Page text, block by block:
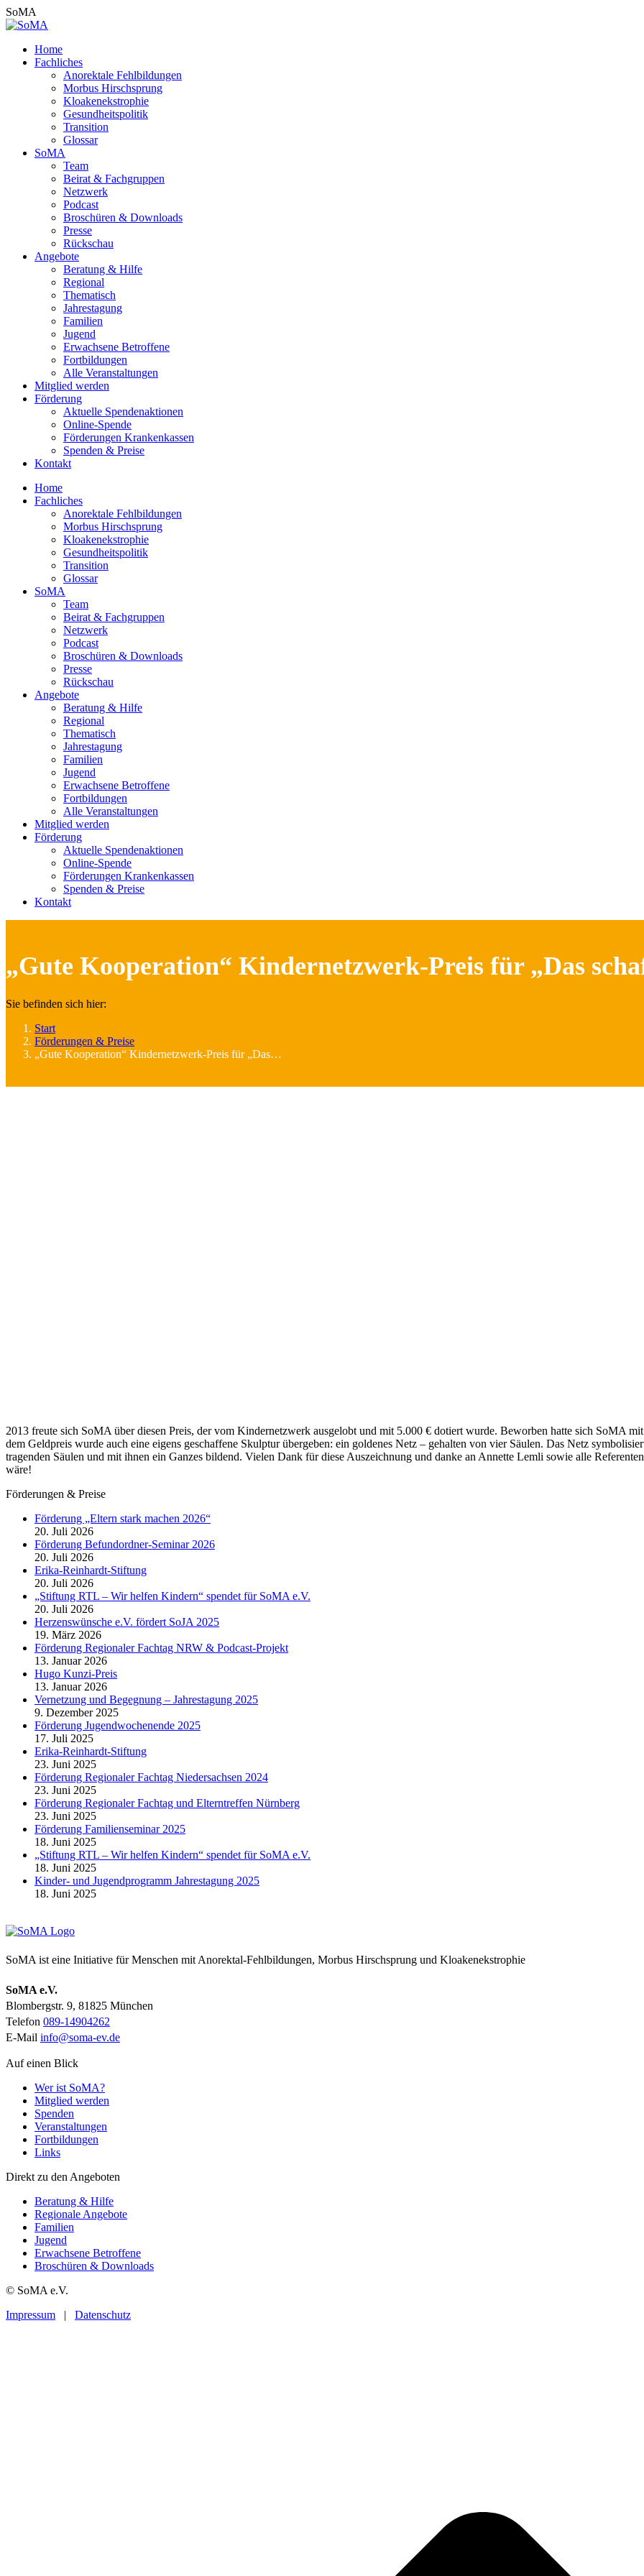
Zum
Inhalt
SoMA
Home
Fachliches
Anorektale Fehlbildungen
Morbus Hirschsprung
Kloakenekstrophie
Gesundheitspolitik
Transition
Glossar
SoMA
Team
Beirat & Fachgruppen
Netzwerk
Podcast
Broschüren & Downloads
Presse
Rückschau
Angebote
Beratung & Hilfe
Regional
Thematisch
Jahrestagung
Familien
Jugend
Erwachsene Betroffene
Fortbildungen
Alle Veranstaltungen
Mitglied werden
Förderung
Aktuelle Spendenaktionen
Online-Spende
Förderungen Krankenkassen
Spenden & Preise
Kontakt
Home
Fachliches
Anorektale Fehlbildungen
Morbus Hirschsprung
Kloakenekstrophie
Gesundheitspolitik
Transition
Glossar
SoMA
Team
Beirat & Fachgruppen
Netzwerk
Podcast
Broschüren & Downloads
Presse
Rückschau
Angebote
Beratung & Hilfe
Regional
Thematisch
Jahrestagung
Familien
Jugend
Erwachsene Betroffene
Fortbildungen
Alle Veranstaltungen
Mitglied werden
Förderung
Aktuelle Spendenaktionen
Online-Spende
Förderungen Krankenkassen
Spenden & Preise
Kontakt
„Gute Kooperation“ Kindernetzwerk-Preis für „Das
Sie befinden sich hier:
Start
Förderungen & Preise
„Gute Kooperation“ Kindernetzwerk-Preis für „Das…
2013 freute sich SoMA über diesen Preis, der vom Kindernetzwerk ausgelobt und mit 5.000 € dotiert wurde. Beworben hatte sich SoMA
dem Geldpreis wurde auch eine eigens geschaffene Skulptur übergeben: ein goldenes Netz – gehalten von vier Säulen. Das Netz
tragenden Säulen und mit ihnen ein Ganzes bildend. Vielen Dank für diese Auszeichnung und danke an Annette Lemli sowie alle
wäre!
Förderungen & Preise
Förderung „Eltern stark machen 2026“
20. Juli 2026
Förderung Befundordner-Seminar 2026
20. Juli 2026
Erika-Reinhardt-Stiftung
20. Juli 2026
„Stiftung RTL – Wir helfen Kindern“ spendet für SoMA e.V.
20. Juli 2026
Herzenswünsche e.V. fördert SoJA 2025
19. März 2026
Förderung Regionaler Fachtag NRW & Podcast-Projekt
13. Januar 2026
Hugo Kunzi-Preis
13. Januar 2026
Vernetzung und Begegnung – Jahrestagung 2025
9. Dezember 2025
Förderung Jugendwochenende 2025
17. Juli 2025
Erika-Reinhardt-Stiftung
23. Juni 2025
Förderung Regionaler Fachtag Niedersachsen 2024
23. Juni 2025
Förderung Regionaler Fachtag und Elterntreffen Nürnberg
23. Juni 2025
Förderung Familienseminar 2025
18. Juni 2025
„Stiftung RTL – Wir helfen Kindern“ spendet für SoMA e.V.
18. Juni 2025
Kinder- und Jugendprogramm Jahrestagung 2025
18. Juni 2025
SoMA ist eine Initiative für Menschen mit Anorektal-Fehlbildungen, Morbus Hirschsprung und Kloakenekstrophie
SoMA e.V.
Blombergstr. 9, 81825 München
Telefon 089-14904262
E-Mail info@soma-ev.de
Auf einen Blick
Wer ist SoMA?
Mitglied werden
Spenden
Veranstaltungen
Fortbildungen
Links
Direkt zu den Angeboten
Beratung & Hilfe
Regionale Angebote
Familien
Jugend
Erwachsene Betroffene
Broschüren & Downloads
© SoMA e.V.
Impressum | Datenschutz